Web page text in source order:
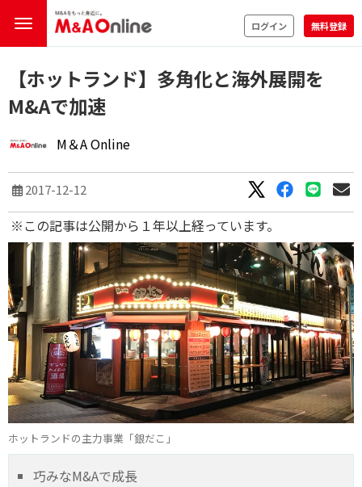
ログイン 無料登録
【ホットランド】多角化と海外展開を
M&Aで加速
M＆A Online
2017-12-12
※この記事は公開から１年以上経っています。
ホットランドの主力事業「銀だこ」
巧みなM&Aで成長